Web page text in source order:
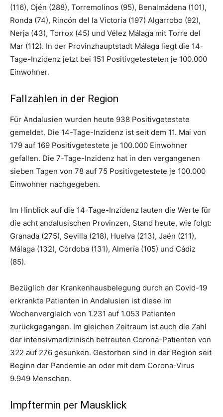
(116), Ojén (288), Torremolinos (95), Benalmádena (101),
Ronda (74), Rincón del la Victoria (197) Algarrobo (92),
Nerja (43), Torrox (45) und Vélez Málaga mit Torre del
Mar (112). In der Provinzhauptstadt Málaga liegt die 14-
Tage-Inzidenz jetzt bei 151 Positivgetesteten je 100.000
Einwohner.
Fallzahlen in der Region
Für Andalusien wurden heute 938 Positivgetestete
gemeldet. Die 14-Tage-Inzidenz ist seit dem 11. Mai von
179 auf 169 Positivgetestete je 100.000 Einwohner
gefallen. Die 7-Tage-Inzidenz hat in den vergangenen
sieben Tagen von 78 auf 75 Positivgetestete je 100.000
Einwohner nachgegeben.
Im Hinblick auf die 14-Tage-Inzidenz lauten die Werte für
die acht andalusischen Provinzen, Stand heute, wie folgt:
Granada (275), Sevilla (218), Huelva (213), Jaén (211),
Málaga (132), Córdoba (131), Almería (105) und Cádiz
(85).
Bezüglich der Krankenhausbelegung durch an Covid-19
erkrankte Patienten in Andalusien ist diese im
Wochenvergleich von 1.231 auf 1.053 Patienten
zurückgegangen. Im gleichen Zeitraum ist auch die Zahl
der intensivmedizinisch betreuten Corona-Patienten von
322 auf 276 gesunken. Gestorben sind in der Region seit
Beginn der Pandemie an oder mit dem Corona-Virus
9.949 Menschen.
Impftermin per Mausklick